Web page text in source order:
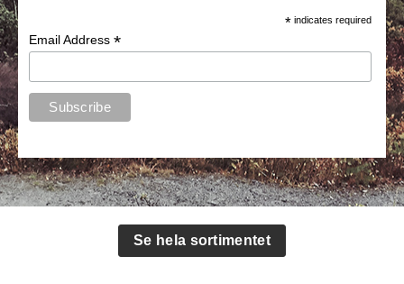
* indicates required
Email Address*
Se hela sortimentet